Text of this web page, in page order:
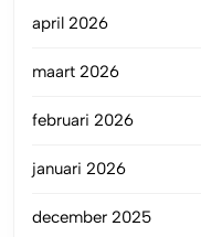
april 2026
maart 2026
februari 2026
januari 2026
december 2025